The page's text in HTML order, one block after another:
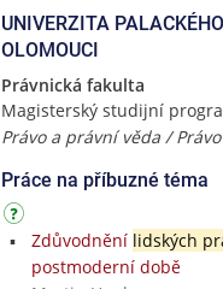
UNIVERZITA
OLOMOUCI
Právnická fakulta
Magisterský studijní
Právo a právní věda / Právo
Práce na příbuzné téma
Zdůvodnění lidských
postmoderní době